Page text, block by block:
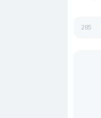
285